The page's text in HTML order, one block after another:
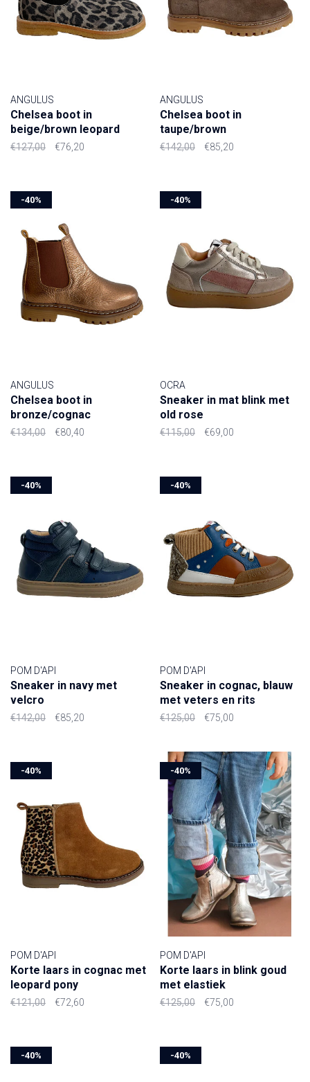
ANGULUS
Chelsea boot in
beige/brown leopard
€127,00 €76,20
ANGULUS
Chelsea boot in
taupe/brown
€142,00 €85,20
-40%
ANGULUS
Chelsea boot in
bronze/cognac
€134,00 €80,40
-40%
OCRA
Sneaker in mat blink met
old rose
€115,00 €69,00
-40%
POM D'API
Sneaker in navy met
velcro
€142,00 €85,20
-40%
POM D'API
Sneaker in cognac, blauw
met veters en rits
€125,00 €75,00
-40%
POM D'API
Korte laars in cognac met
leopard pony
€121,00 €72,60
-40%
POM D'API
Korte laars in blink goud
met elastiek
€125,00 €75,00
-40% -40%